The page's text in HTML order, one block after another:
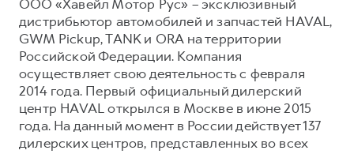
ООО «Хавейл Мотор Рус» – эксклюзивный
дистрибьютор автомобилей и запчастей HAVAL,
GWM Pickup, TANK и ORA на территории
Российской Федерации. Компания
осуществляет свою деятельность с февраля
2014 года. Первый официальный дилерский
центр HAVAL открылся в Москве в июне 2015
года. На данный момент в России действует 137
дилерских центров, представленных во всех